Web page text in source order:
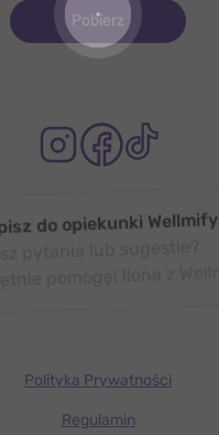
Pobierz
do opiekunki Wellmify
Polityka Prywatności
Regulamin